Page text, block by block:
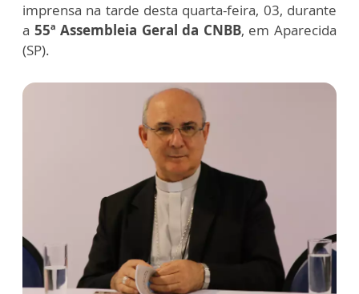
imprensa na tarde desta quarta-feira, 03, durante
a 55ª Assembleia Geral da CNBB, em Aparecida
(SP).